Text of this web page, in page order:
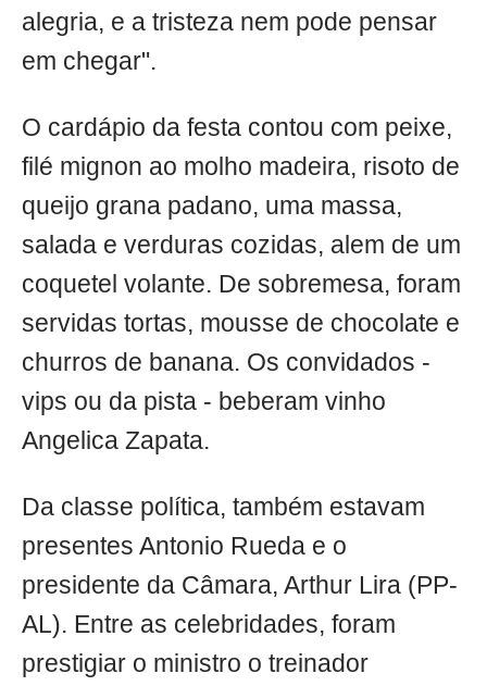
alegria, e a tristeza nem pode pensar
em chegar".
O cardápio da festa contou com peixe,
filé mignon ao molho madeira, risoto de
queijo grana padano, uma massa,
salada e verduras cozidas, alem de um
coquetel volante. De sobremesa, foram
servidas tortas, mousse de chocolate e
churros de banana. Os convidados -
vips ou da pista - beberam vinho
Angelica Zapata.
Da classe política, também estavam
presentes Antonio Rueda e o
presidente da Câmara, Arthur Lira (PP-
AL). Entre as celebridades, foram
prestigiar o ministro o treinador